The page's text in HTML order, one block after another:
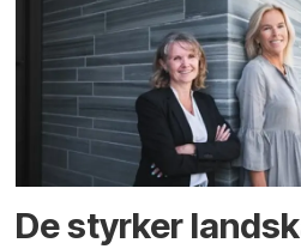
De styrker